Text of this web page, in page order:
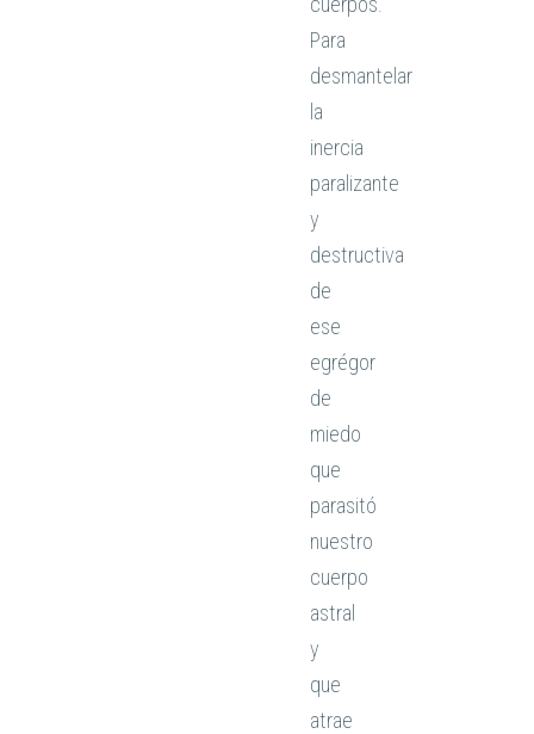
Para
desmantelar
la
inercia
paralizante
y
destructiva
de
ese
egrégor
de
miedo
que
parasitó
nuestro
cuerpo
astral
y
que
atrae